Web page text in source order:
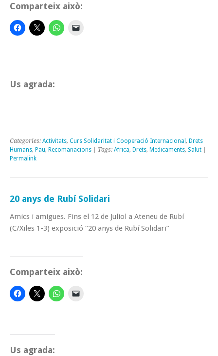
Comparteix això:
Us agrada:
Categories: Activitats, Curs Solidaritat i Cooperació Internacional , Drets
Humans, Pau, Recomanacions | Tags: Africa, Drets, Medicaments, Salut
Permalink
20 anys de Rubí Solidari
Amics i amigues. Fins el 12 de Juliol a Ateneu de Rubí
(C/Xiles 1-3) exposició “20 anys de Rubí Solidari”
Comparteix això:
Us agrada: